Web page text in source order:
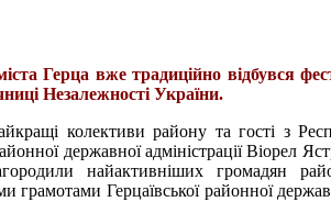
Герца вже традиційно відбувся
Незалежності України.
колективи району та гості з
державної адміністрації Віорел
найактивніших громадян
грамотами Герцаївської районної